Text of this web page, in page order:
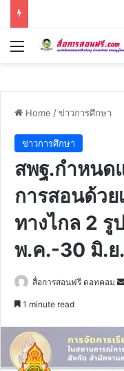
Menu
Home /ข่าวการศึกษา
ข่าวการศึกษา
สพฐ.กำหนด
การสอนด้วย
ทางไกล 2 รู
พ.ค.-30 มิ.
สื่อการสอนฟรี ดอทคอม
1 minute read